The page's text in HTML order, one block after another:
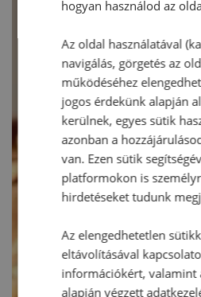
hogyan használod az
Az oldal használatával
navigálás, görgetés az
működéséhez
jogos érdekünk alapján
kerülnek, egyes sütik
azonban a
van. Ezen sütik
platformokon is
hirdetéseket tudunk
Az elengedhetetlen
eltávolításával
információkért, valamint
alapján végzett